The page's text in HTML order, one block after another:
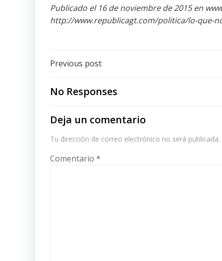
Publicado el 16 de noviembre de 2015 en
http://www.republicagt.com/politica/lo-que-
Post
navigation
Previous post
No Responses
Deja un comentario
Tu dirección de correo electrónico no será publicada.
Comentario *